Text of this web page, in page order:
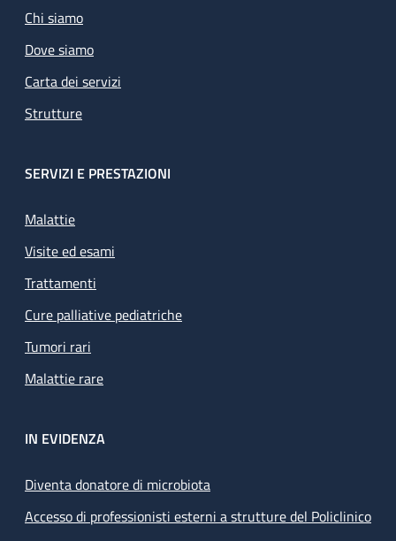
Chi siamo
Dove siamo
Carta dei servizi
Strutture
SERVIZI E PRESTAZIONI
Malattie
Visite ed esami
Trattamenti
Cure palliative pediatriche
Tumori rari
Malattie rare
IN EVIDENZA
Diventa donatore di microbiota
Accesso di professionisti esterni a strutture del Policlinico